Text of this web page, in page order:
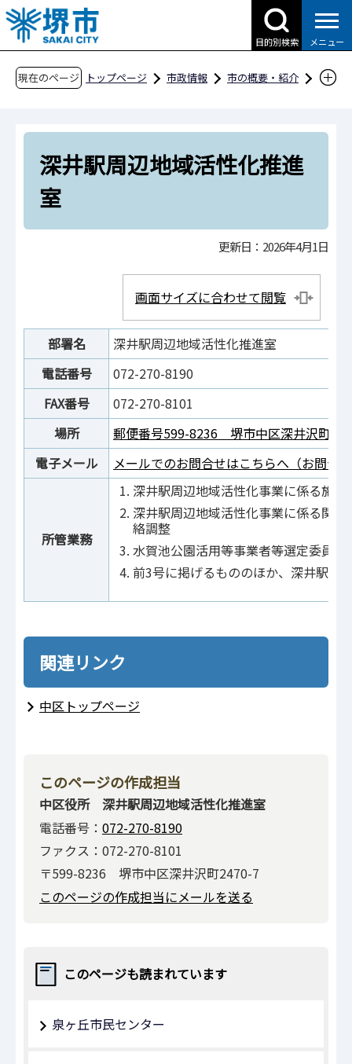
こ
の
ペ
目的別検索 メニュー
現在のページ トップページ 市政情報
市の概要・紹介
深井駅周辺地域活性化推進室
深井駅周辺地域活性化推進
室
更新日：2026年4月1日
画面サイズに合わせて閲覧
部署名
深井駅周辺地域活性化推進室
電話番号
072-270-8190
FAX番号
072-270-8101
場所
郵便番号599-8236 堺市中区深井沢町
電子メール
メールでのお問合せはこちらへ（お問合
所管業務
深井駅周辺地域活性化事業に係る施策
深井駅周辺地域活性化事業に係る関
絡調整
水賀池公園活用等事業者等選定委員会
前3号に掲げるもののほか、深井駅周
関連リンク
中区トップページ
このページの作成担当
中区役所 深井駅周辺地域活性化推進室
電話番号： 072-270-8190
ファクス：072-270-8101
〒599-8236 堺市中区深井沢町2470-7
このページの作成担当にメールを送る
このページも読まれています
泉ヶ丘市民センター